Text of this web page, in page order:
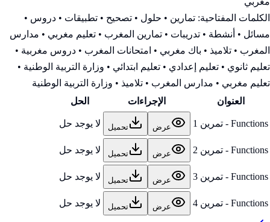
الكلمات المفتاحية: تمارين • حلول • تصحيح • تطبيقات • دروس •
مسائل • أنشطة • تدريبات • تمارين المغرب • تعليم مغربي • مدارس
المغرب • تلاميذ • باك مغربي • امتحانات المغرب • دروس مغربية •
تعليم ثانوي • تعليم إعدادي • تعليم ابتدائي • وزارة التربية الوطنية •
تعليم مغربي • مدارس المغرب • تلاميذ • وزارة التربية الوطنية
العنوان
الإجراءات الحل
Functions - تمرين 1 عرض تحميل لا يوجد حل
Functions - تمرين 2 عرض تحميل لا يوجد حل
Functions - تمرين 3 عرض تحميل لا يوجد حل
Functions - تمرين 4 عرض تحميل لا يوجد حل